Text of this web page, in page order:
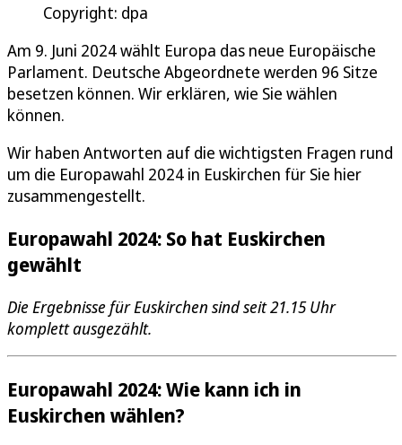
Copyright: dpa
Am 9. Juni 2024 wählt Europa das neue Europäische
Parlament. Deutsche Abgeordnete werden 96 Sitze
besetzen können. Wir erklären, wie Sie wählen
können.
Wir haben Antworten auf die wichtigsten Fragen rund
um die Europawahl 2024 in Euskirchen für Sie hier
zusammengestellt.
Europawahl 2024: So hat Euskirchen
gewählt
Die Ergebnisse für Euskirchen sind seit 21.15 Uhr
komplett ausgezählt.
Europawahl 2024: Wie kann ich in
Euskirchen wählen?